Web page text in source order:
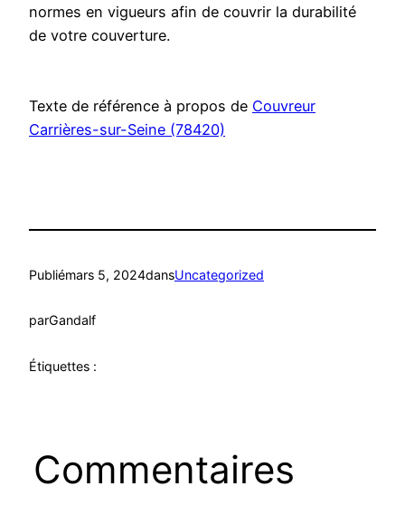
normes en vigueurs afin de couvrir la durabilité
de votre couverture.
Texte de référence à propos de Couvreur
Carrières-sur-Seine (78420)
Publiémars 5, 2024dansUncategorized
parGandalf
Étiquettes :
Commentaires